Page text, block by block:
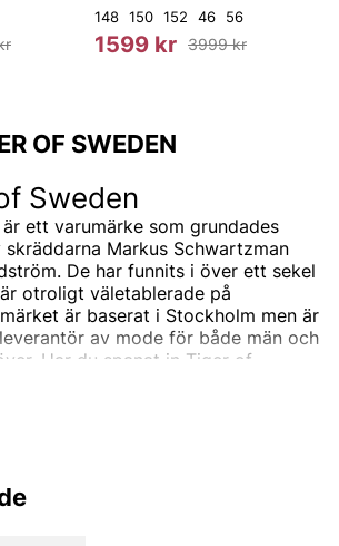
148 150 152 46 56
1599 kr 3999 kr
OF SWEDEN
Sweden
ett varumärke som grundades
skräddarna Markus Schwartzman
De har funnits i över ett sekel
otroligt väletablerade på
är baserat i Stockholm men är
av mode för både män och
Har du spanat in Tiger of
än? Vi erbjuder Tiger of Swedens
Produkterna är oftast enfärgade